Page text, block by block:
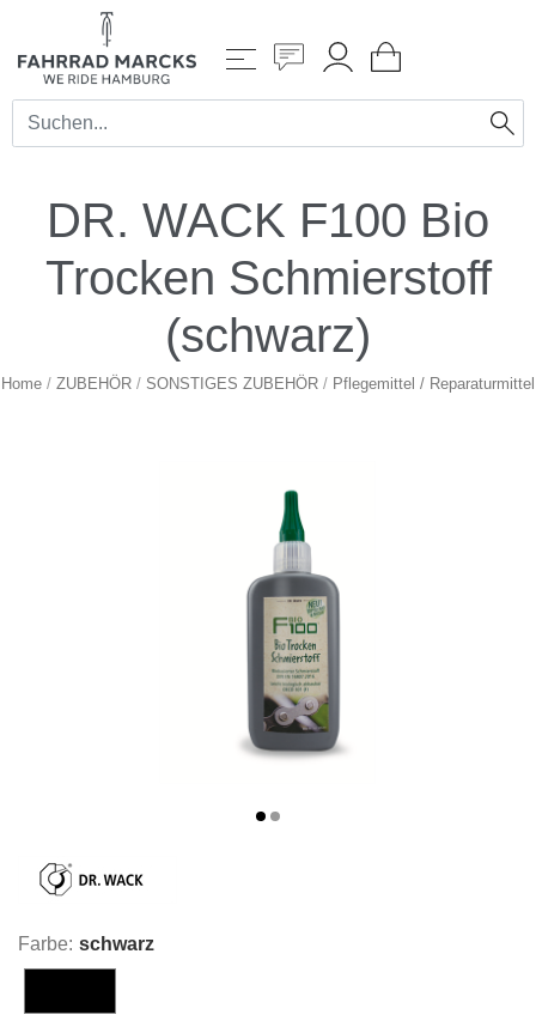
DR. WACK F100 Bio
Trocken Schmierstoff
(schwarz)
Home / ZUBEHÖR / SONSTIGES ZUBEHÖR / Pflegemittel / Reparaturmittel
Farbe: schwarz